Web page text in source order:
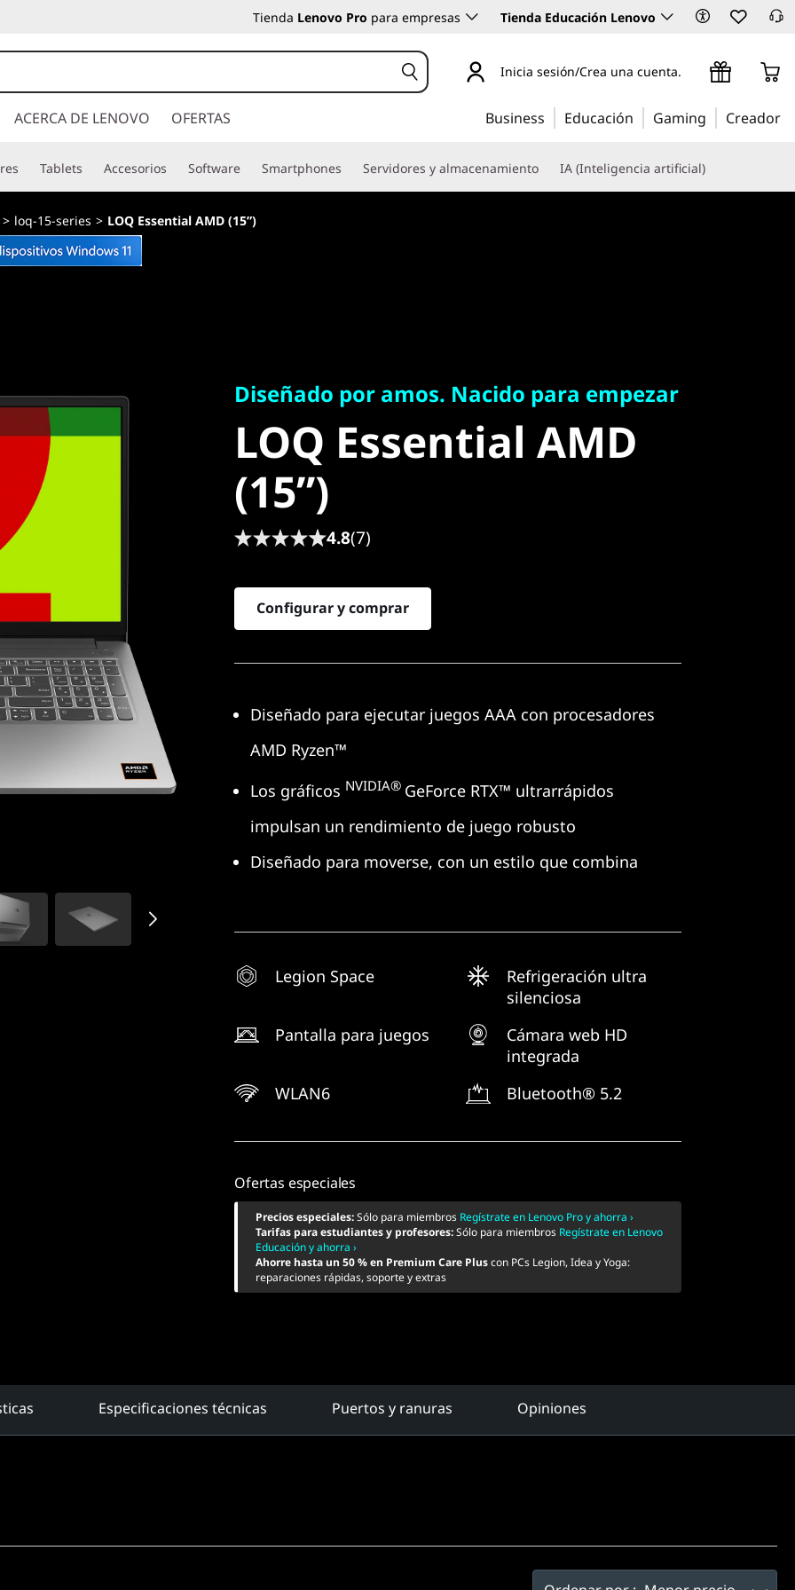
Tienda Lenovo Pro para empresas Tienda Educación Lenovo
Inicia sesión/Crea una cuenta.
ACERCA DE LENOVO OFERTAS Business Educación Gaming Creador
Tablets Accesorios Software Smartphones Servidores y almacenamiento IA (Inteligencia artificial)
> loq-15-series > LOQ Essential AMD (15”)
LOQ Essential AMD
(15”)
Diseñado por amos. Nacido para empezar
LOQ Essential AMD
(15”)
4.8(7)
Configurar y comprar
Diseñado para ejecutar juegos AAA con procesadores
AMD Ryzen™
Los gráficos NVIDIA® GeForce RTX™ ultrarrápidos
impulsan un rendimiento de juego robusto
Diseñado para moverse, con un estilo que combina
Legion Space
Refrigeración ultra
silenciosa
Pantalla para juegos
Cámara web HD
integrada
WLAN6
Bluetooth® 5.2
Ofertas especiales
Precios especiales:Sólo para miembros Regístrate en Lenovo Pro y ahorra ›
Tarifas para estudiantes y profesores:Sólo para miembros Regístrate en Lenovo
Educación y ahorra ›
Ahorre hasta un 50 % en Premium Care Pluscon PCs Legion, Idea y Yoga:
reparaciones rápidas, soporte y extras
Especificaciones técnicas Puertos y ranuras Opiniones